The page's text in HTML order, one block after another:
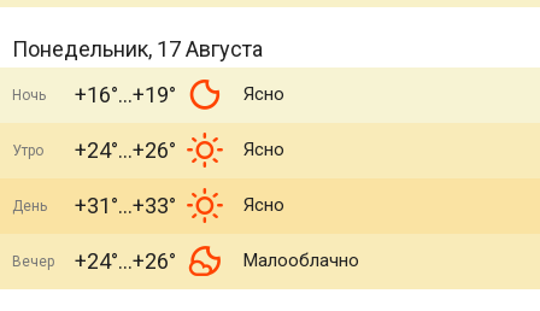
Понедельник, 17 Августа
Ночь +16° +19° Ясно
Утро +24° +26° Ясно
День +31° +33° Ясно
Вечер +24° +26° Малооблачно